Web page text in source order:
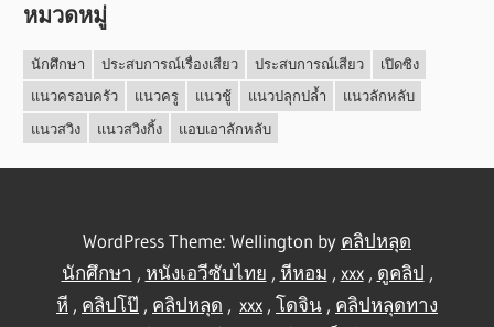
หมวดหมู่
นักศึกษา ประสบการณ์เรื่องเสียว ประสบการณ์เสียว
เปิดซิง
แนวครอบครัว
แนวครู แนวชู้ แนวปลุกปล้ำ
แนวลักหลับ
แนวสวิง
แนวสวิงกิ้ง แอบเอาลักหลับ
WordPress Theme: Wellington by คลิปหลุด
นักศึกษา , หนังเอวีซับไทย , หีหอม , xxx, ดูคลิป ,
หี , คลิปโป๊ , คลิปหลุด , xxx , โดจิน , คลิปหลุดทาง